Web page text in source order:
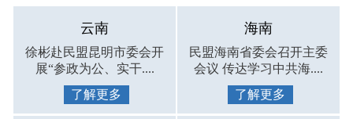
云南
徐彬赴民盟昆明市委会开
展“参政为公、实干....
了解更多
海南
民盟海南省委会召开主委
会议 传达学习中共海....
了解更多